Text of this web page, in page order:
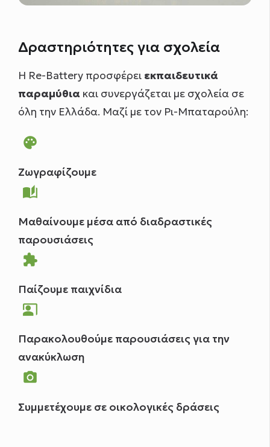
Δραστηριότητες για σχολεία
Η Re-Battery προσφέρει εκπαιδευτικά
παραμύθια και συνεργάζεται με σχολεία σε
όλη την Ελλάδα. Μαζί με τον Ρι-Μπαταρούλη:
palette
Ζωγραφίζουμε
auto_stories
Μαθαίνουμε μέσα από διαδραστικές
παρουσιάσεις
extension
Παίζουμε παιχνίδια
co_present
Παρακολουθούμε παρουσιάσεις για την
ανακύκλωση
camera_alt
Συμμετέχουμε σε οικολογικές δράσεις